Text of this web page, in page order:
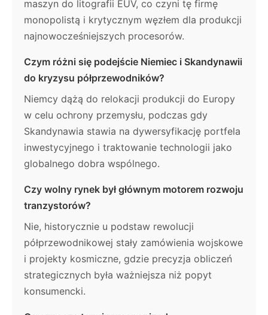
maszyn do litografii EUV, co czyni tę firmę
monopolistą i krytycznym węzłem dla produkcji
najnowocześniejszych procesorów.
Czym różni się podejście Niemiec i Skandynawii
do kryzysu półprzewodników?
Niemcy dążą do relokacji produkcji do Europy
w celu ochrony przemysłu, podczas gdy
Skandynawia stawia na dywersyfikację portfela
inwestycyjnego i traktowanie technologii jako
globalnego dobra wspólnego.
Czy wolny rynek był głównym motorem rozwoju
tranzystorów?
Nie, historycznie u podstaw rewolucji
półprzewodnikowej stały zamówienia wojskowe
i projekty kosmiczne, gdzie precyzja obliczeń
strategicznych była ważniejsza niż popyt
konsumencki.